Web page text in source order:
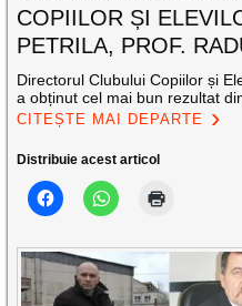
COPIILOR ȘI
PETRILA, PROF.
Directorul Clubului Copiilor și
a obținut cel mai bun rezultat
CITEȘTE MAI DEPARTE
Distribuie acest articol